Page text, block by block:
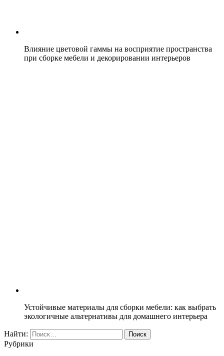
Влияние цветовой гаммы на восприятие пространства
при сборке мебели и декорировании интерьеров
Устойчивые материалы для сборки мебели: как выбрать
экологичные альтернативы для домашнего интерьера
Найти:
Рубрики